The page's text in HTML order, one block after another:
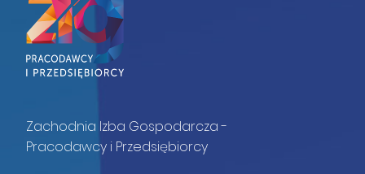
Zachodnia Izba Gospodarcza -
Pracodawcy i Przedsiębiorcy